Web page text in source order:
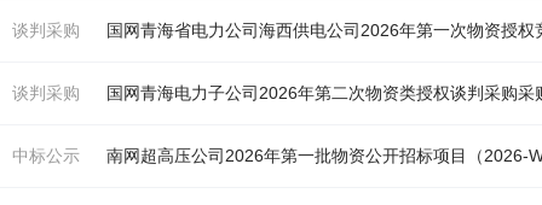
谈判采购 国网青海省电力公司海西供电公司2026年第一次物资授
谈判采购 国网青海电力子公司2026年第二次物资类授权谈判采购
中标公示 南网超高压公司2026年第一批物资公开招标项目（2026-